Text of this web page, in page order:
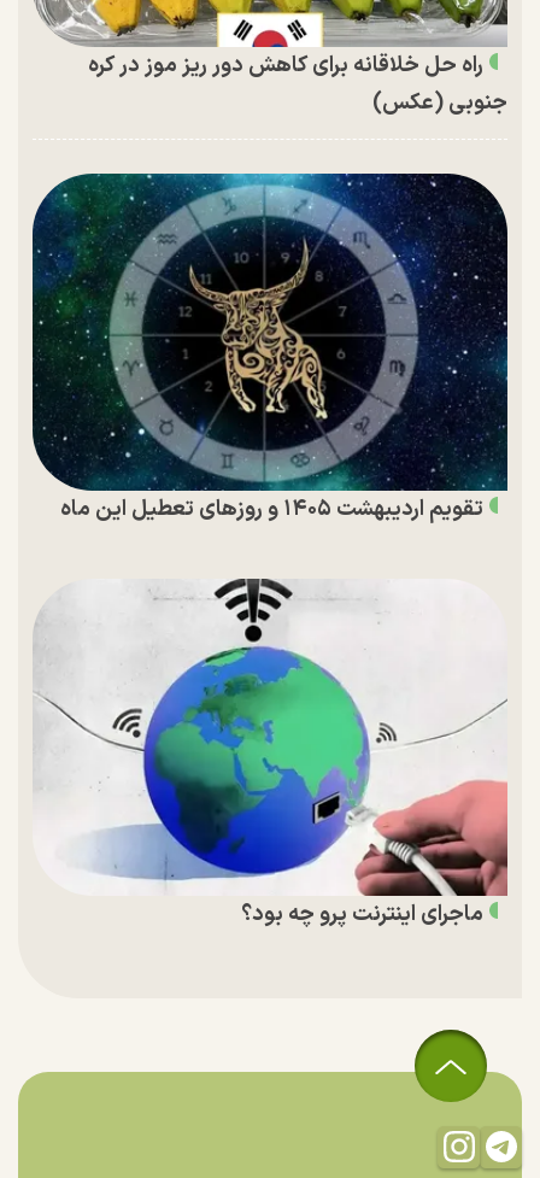
راه حل خلاقانه برای کاهش دور ریز موز در کره
جنوبی (عکس)
تقویم اردیبهشت ۱۴۰۵ و روز‌های تعطیل این ماه
ماجرای اینترنت پرو چه بود؟